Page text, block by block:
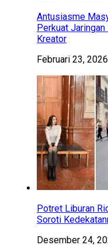
Antusiasme
Perkuat
Kreator
Februari 23, 2026
Potret Liburan
Soroti
Desember 24,